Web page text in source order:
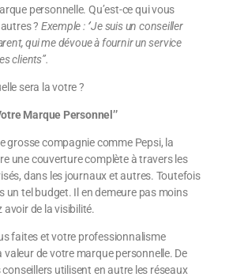
personnelle. Qu’est-ce qui vous
? Exemple : ‘’Je suis un conseiller
qui me dévoue à fournir un service
clients’’.
sera la votre ?
Marque Personnel’’
grosse compagnie comme Pepsi, la
une couverture complète à travers les
dans les journaux et autres. Toutefois
un tel budget. Il en demeure pas moins
avoir de la visibilité.
faites et votre professionnalisme
de votre marque personnelle. De
conseillers utilisent en autre les réseaux